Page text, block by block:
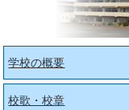
学校の概要
校歌・校章